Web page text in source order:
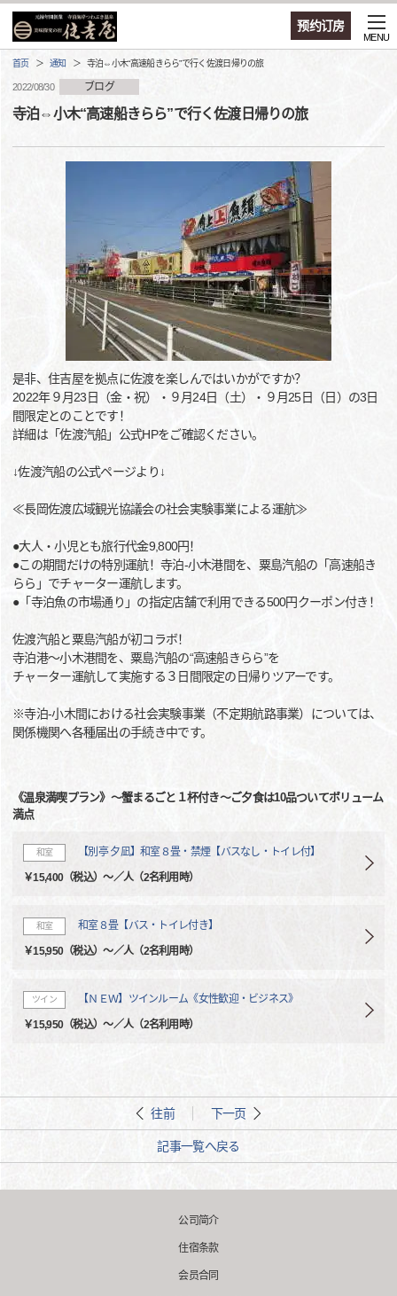
预约订房
MENU
首页 通知 寺泊⇔小木“高速船きらら”で行く佐渡日帰りの旅
2022/08/30 ブログ
寺泊⇔小木“高速船きらら”で行く佐渡日帰りの旅
是非、住吉屋を拠点に佐渡を楽しんではいかがですか？
2022年９月23日（金・祝）・９月24日（土）・９月25日（日）の3日
間限定とのことです！
詳細は「佐渡汽船」公式HPをご確認ください。
↓佐渡汽船の公式ページより↓
≪長岡佐渡広域観光協議会の社会実験事業による運航≫
●大人・小児とも旅行代金9,800円！
●この期間だけの特別運航！寺泊-小木港間を、粟島汽船の「高速船き
らら」でチャーター運航します。
●「寺泊魚の市場通り」の指定店舗で利用できる500円クーポン付き！
佐渡汽船と粟島汽船が初コラボ！
寺泊港～小木港間を、粟島汽船の“高速船きらら”を
チャーター運航して実施する３日間限定の日帰りツアーです。
※寺泊-小木間における社会実験事業（不定期航路事業）については、
関係機関へ各種届出の手続き中です。
《温泉満喫プラン》～蟹まるごと１杯付き～ご夕食は10品ついてボリューム
満点
和室 【別亭 夕凪】和室８畳・禁煙【バスなし・トイレ付】
￥15,400（税込）～／人（2名利用時）
和室 和室８畳【バス・トイレ付き】
￥15,950（税込）～／人（2名利用時）
ツイン 【ＮＥＷ】ツインルーム《女性歓迎・ビジネス》
￥15,950（税込）～／人（2名利用時）
往前 下一页
記事一覧へ戻る
公司简介
住宿条款
会员合同